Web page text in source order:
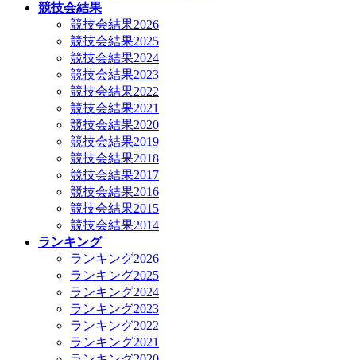
競技会結果
競技会結果2026
競技会結果2025
競技会結果2024
競技会結果2023
競技会結果2022
競技会結果2021
競技会結果2020
競技会結果2019
競技会結果2018
競技会結果2017
競技会結果2016
競技会結果2015
競技会結果2014
ランキング
ランキング2026
ランキング2025
ランキング2024
ランキング2023
ランキング2022
ランキング2021